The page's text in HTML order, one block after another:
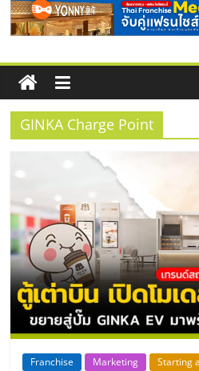
วิธีเลือกผู้ให้บริกา
โจทย์ธุรกิจ
ข้อมูล
ธุรกิจ
SME
แห่ง
ประเทศไท
รวม
ธุรกิจ
GINKA Charge Point
Franchise Marketing Starting